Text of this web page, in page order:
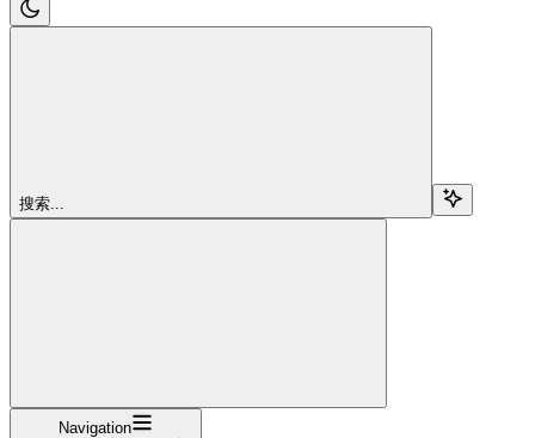
搜索...
Navigation